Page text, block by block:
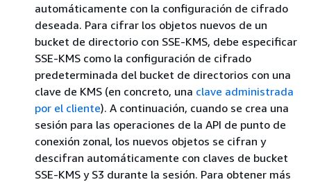
automáticamente con la configuración de cifrado
deseada. Para cifrar los objetos nuevos de un
bucket de directorio con SSE-KMS, debe especificar
SSE-KMS como la configuración de cifrado
predeterminada del bucket de directorios con una
clave de KMS (en concreto, una clave administrada
por el cliente). A continuación, cuando se crea una
sesión para las operaciones de la API de punto de
conexión zonal, los nuevos objetos se cifran y
descifran automáticamente con claves de bucket
SSE-KMS y S3 durante la sesión. Para obtener más